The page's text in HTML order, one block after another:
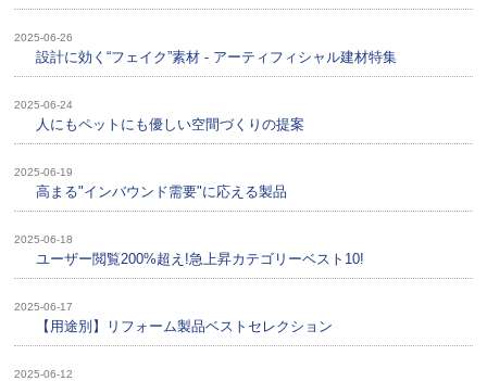
2025-06-26
設計に効く“フェイク”素材 - アーティフィシャル建材特集
2025-06-24
人にもペットにも優しい空間づくりの提案
2025-06-19
高まる"インバウンド需要"に応える製品
2025-06-18
ユーザー閲覧200%超え!急上昇カテゴリーベスト10!
2025-06-17
【用途別】リフォーム製品ベストセレクション
2025-06-12